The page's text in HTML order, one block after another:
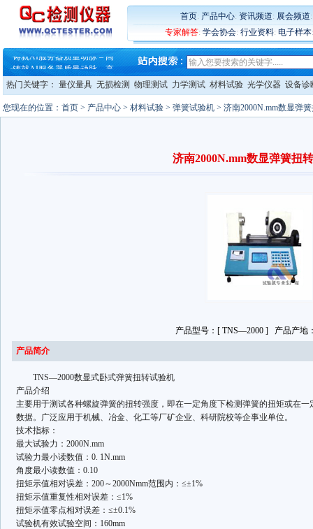
首页: 产品中心: 资讯频道: 展会频道
专家解答: 学会协会: 行业资料: 电子样本
蔡司软件 | 高效变形分析能
·铸就AI服务器质量动脉 – 高
·铸就AI服务器质量动脉 – 高
·ZEISS BOSELLO ADR 让内部缺
·蔡司和亿纬锂能达成战略合作
·蔡司软件 | 高效变形分析能
大牌云集 买家升级 ——26
热门关键字： 量仪量具 无损检测 物理测试 力学测试 材料试验 光学仪器 设备诊
您现在的位置： 首页 > 产品中心 > 材料试验 > 弹簧试验机 > 济南2000N.mm数显弹
济南2000N.mm数显弹簧扭
产品型号：[ TNS—2000 ] 产品产地
产品简介
TNS—2000数显式卧式弹簧扭转试验机
产品介绍
主要用于测试各种螺旋弹簧的扭转强度，即在一定角度下检测弹簧的扭矩或在
数据。广泛应用于机械、冶金、化工等厂矿企业、科研院校等企事业单位。
技术指标：
最大试验力：2000N.mm
试验力最小读数值：0. 1N.mm
角度最小读数值：0.10
扭矩示值相对误差：200～2000Nmm范围内：≤±1%
扭矩示值重复性相对误差：≤1%
扭矩示值零点相对误差：≤±0.1%
试验机有效试验空间：160mm